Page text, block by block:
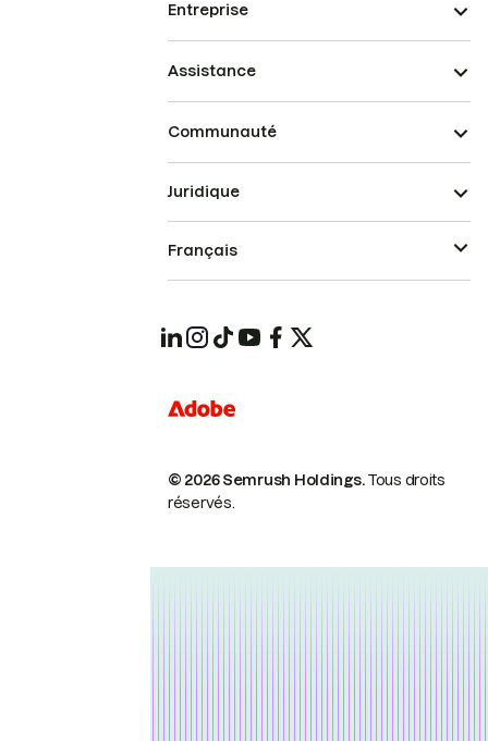
Entreprise
Assistance
Communauté
© 2026 Semrush Holdings.Tous droits
réservés.
Juridique
Français